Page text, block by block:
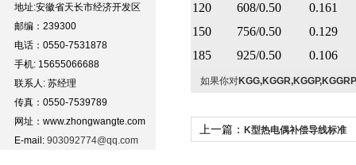
地址:安徽省天长市经济开发区
邮编：239300
电话：0550-7531878
手机: 15655066688
联系人: 苏经理
传真：0550-7539789
网址：www.zhongwangte.com
E-mail: 903092774@qq.com
120
608/0.50
0.161
150
756/0.50
0.129
185
925/0.50 0.106
如果你对
上一篇： K型热电偶补偿导线标准